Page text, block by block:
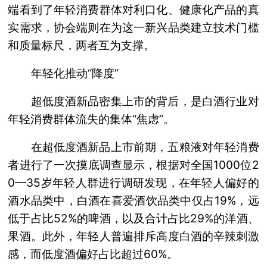
端看到了年轻消费群体对利口化、健康化产品的真
实需求，协会端则在为这一新兴品类建立技术门槛
和质量标尺，两者互为支撑。
年轻化推动“降度”
超低度酒新品密集上市的背后，是白酒行业对
年轻消费群体流失的集体“焦虑”。
在超低度酒新品上市前期，五粮液对年轻消费
者进行了一次摸底调查显示，根据对全国1000位2
0—35岁年轻人群进行调研发现，在年轻人偏好的
酒水品类中，白酒在喜爱酒饮品类中仅占19%，远
低于占比52%的啤酒，以及合计占比29%的洋酒、
果酒。此外，年轻人普遍排斥高度白酒的辛辣刺激
感，而低度酒偏好占比超过60%。